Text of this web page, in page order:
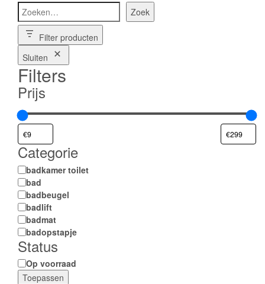
Zoeken Zoek
Filter producten
Sluiten
Filters
Prijs
Categorie
Categorie
badkamer toilet
bad
badbeugel
badlift
badmat
badopstapje
Status
Status
Op voorraad
Toepassen